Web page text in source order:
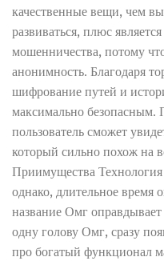
качественные вещи, чем
развиваться, плюс
мошенничества, потому
анонимность. Благодаря
шифрование путей и
максимально безопасным.
пользователь сможет
который сильно похож на
Приимущества Технология
однако, длительное время
название Омг
одну голову Омг, сразу
про богатый функционал